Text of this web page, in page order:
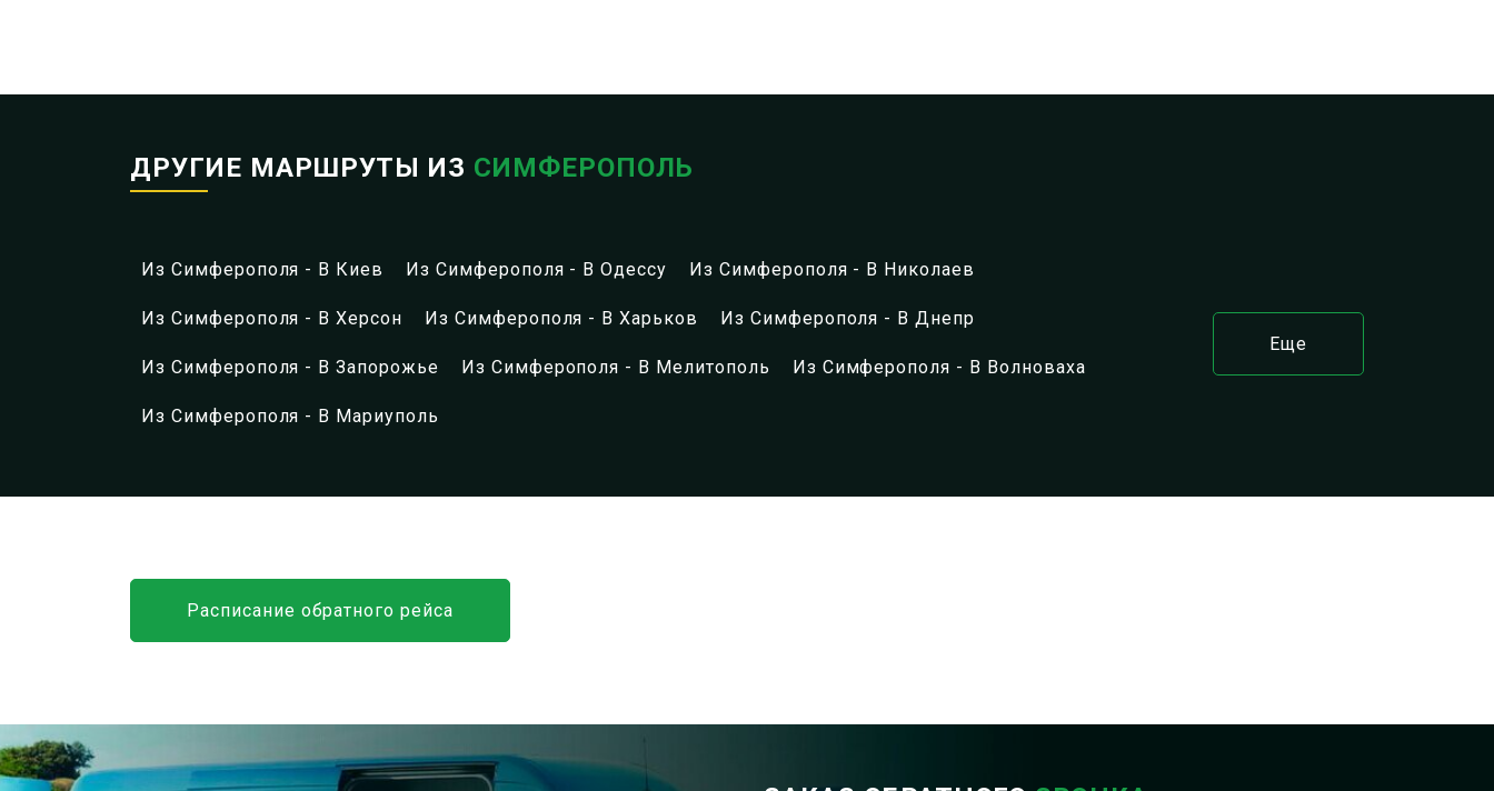
ДРУГИЕ МАРШРУТЫ ИЗ СИМФЕРОПОЛЬ
Из Симферополя - В Киев Из Симферополя - В Одессу Из Симферополя - В Николаев
Из Симферополя - В Херсон Из Симферополя - В Харьков Из Симферополя - В Днепр
Из Симферополя - В Запорожье Из Симферополя - В Мелитополь Из Симферополя - В Волноваха
Из Симферополя - В Мариуполь
Еще
Расписание обратного рейса